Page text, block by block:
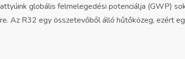
globális felmelegedési potenciálja (GWP)
Az R32 egy összetevőből álló hűtőközeg, ezért